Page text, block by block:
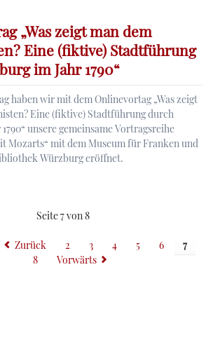
„Was zeigt man dem
Eine (fiktive) Stadtführung
im Jahr 1790“
haben wir mit dem Onlinevortag „Was zeigt
Eine (fiktive) Stadtführung durch
unsere gemeinsame Vortragsreihe
Mozarts“ mit dem Museum für Franken und
Würzburg eröffnet.
Seite 7 von 8
Zurück 2 3 4 5 6
7
8
Vorwärts